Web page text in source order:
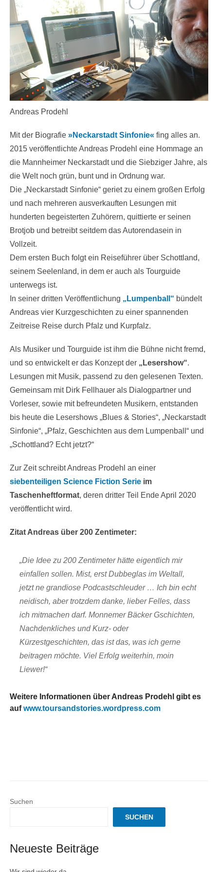
Andreas Prodehl
Mit der Biografie »Neckarstadt Sinfonie« fing alles an.
2015 veröffentlichte Andreas Prodehl eine Hommage an
die Mannheimer Neckarstadt und die Siebziger Jahre, als
die Welt noch grün, bunt und in Ordnung war.
Die „Neckarstadt Sinfonie“ geriet zu einem großen Erfolg
und nach mehreren ausverkauften Lesungen mit
hunderten begeisterten Zuhörern, quittierte er seinen
Brotjob und betreibt seitdem das Autorendasein in
Vollzeit.
Dem ersten Buch folgt ein Reiseführer über Schottland,
seinem Seelenland, in dem er auch als Tourguide
unterwegs ist.
In seiner dritten Veröffentlichung „Lumpenball“ bündelt
Andreas vier Kurzgeschichten zu einer spannenden
Zeitreise Reise durch Pfalz und Kurpfalz.
Als Musiker und Tourguide ist ihm die Bühne nicht fremd,
und so entwickelt er das Konzept der „Lesershow“.
Lesungen mit Musik, passend zu den gelesenen Texten.
Gemeinsam mit Dirk Fellhauer als Dialogpartner und
Vorleser, sowie mit befreundeten Musikern, entstanden
bis heute die Lesershows „Blues & Stories“, „Neckarstadt
Sinfonie“, „Pfalz, Geschichten aus dem Lumpenball“ und
„Schottland? Echt jetzt?“
Zur Zeit schreibt Andreas Prodehl an einer
siebenteiligen Science Fiction Serie im
Taschenheftformat, deren dritter Teil Ende April 2020
veröffentlicht wird.
Zitat Andreas über 200 Zentimeter:
„Die Idee zu 200 Zentimeter hätte eigentlich mir
einfallen sollen. Mist, erst Dubbeglas im Weltall,
jetzt ne grandiose Podcastschleuder … Ich bin echt
neidisch, aber trotzdem danke, lieber Felles, dass
ich mitmachen darf. Monnemer Bäcker Gschichten,
Nachdenkliches und Kurz- oder
Kürzestgeschichten, das ist das, was ich gerne
beitragen möchte. Viel Erfolg weiterhin, moin
Liewer!“
Weitere Informationen über Andreas Prodehl gibt es
aufwww.toursandstories.wordpress.com
Suchen
SUCHEN
Neueste Beiträge